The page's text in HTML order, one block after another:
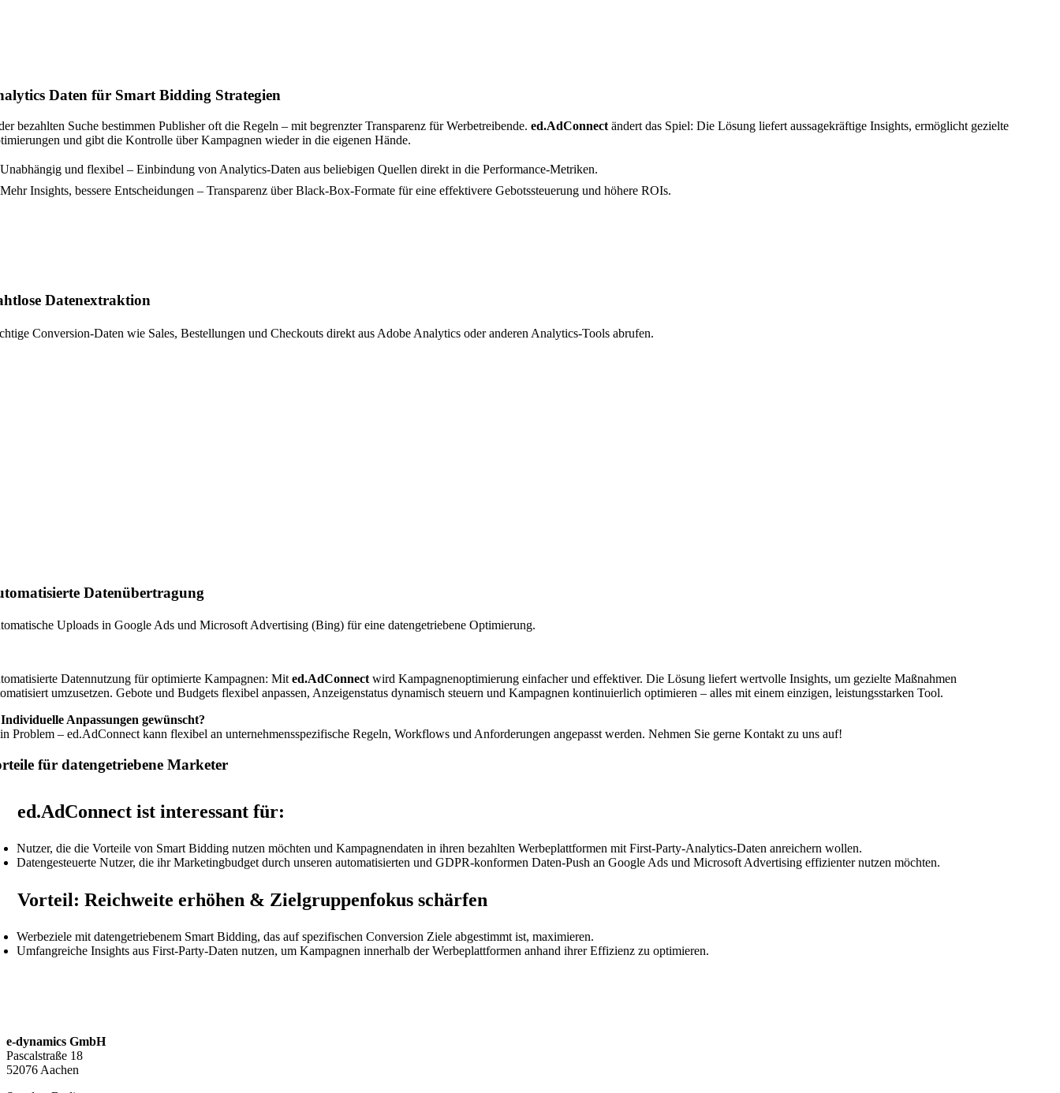
Daten für Smart Bidding Strategien
bezahlten Suche bestimmen Publisher oft die Regeln – mit begrenzter Transparenz für Werbetreibende.ed.AdConnect ändert das Spiel: Die Lösung liefert aussagekräftige Insights, ermöglicht gezielte
und gibt die Kontrolle über Kampagnen wieder in die eigenen Hände.
und flexibel – Einbindung von Analytics-Daten aus beliebigen Quellen direkt in die Performance-Metriken.
Mehr Insights, bessere Entscheidungen – Transparenz über Black-Box-Formate für eine effektivere Gebotssteuerung und höhere ROIs.
Datenextraktion
Conversion-Daten wie Sales, Bestellungen und Checkouts direkt aus Adobe Analytics oder anderen Analytics-Tools abrufen.
Datenübertragung
Uploads in Google Ads und Microsoft Advertising (Bing) für eine datengetriebene Optimierung.
Datennutzung für optimierte Kampagnen: Mited.AdConnectwird Kampagnenoptimierung einfacher und effektiver. Die Lösung liefert wertvolle Insights, um gezielte Maßnahmen
umzusetzen. Gebote und Budgets flexibel anpassen, Anzeigenstatus dynamisch steuern und Kampagnen kontinuierlich optimieren – alles mit einem einzigen, leistungsstarken Tool.
Individuelle Anpassungen gewünscht?
Problem – ed.AdConnect kann flexibel an unternehmensspezifische Regeln, Workflows und Anforderungen angepasst werden. Nehmen Sie gerne Kontakt zu uns auf!
für datengetriebene Marketer
ed.AdConnect ist interessant für:
Nutzer, die die Vorteile von Smart Bidding nutzen möchten und Kampagnendaten in ihren bezahlten Werbeplattformen mit First-Party-Analytics-Daten anreichern wollen.
Datengesteuerte Nutzer, die ihr Marketingbudget durch unseren automatisierten und GDPR-konformen Daten-Push an Google Ads und Microsoft Advertising effizienter nutzen möchten.
Vorteil: Reichweite erhöhen & Zielgruppenfokus schärfen
Werbeziele mit datengetriebenem Smart Bidding, das auf spezifischen Conversion Ziele abgestimmt ist, maximieren.
Umfangreiche Insights aus First-Party-Daten nutzen, um Kampagnen innerhalb der Werbeplattformen anhand ihrer Effizienz zu optimieren.
e-dynamics GmbH
Pascalstraße 18
52076 Aachen